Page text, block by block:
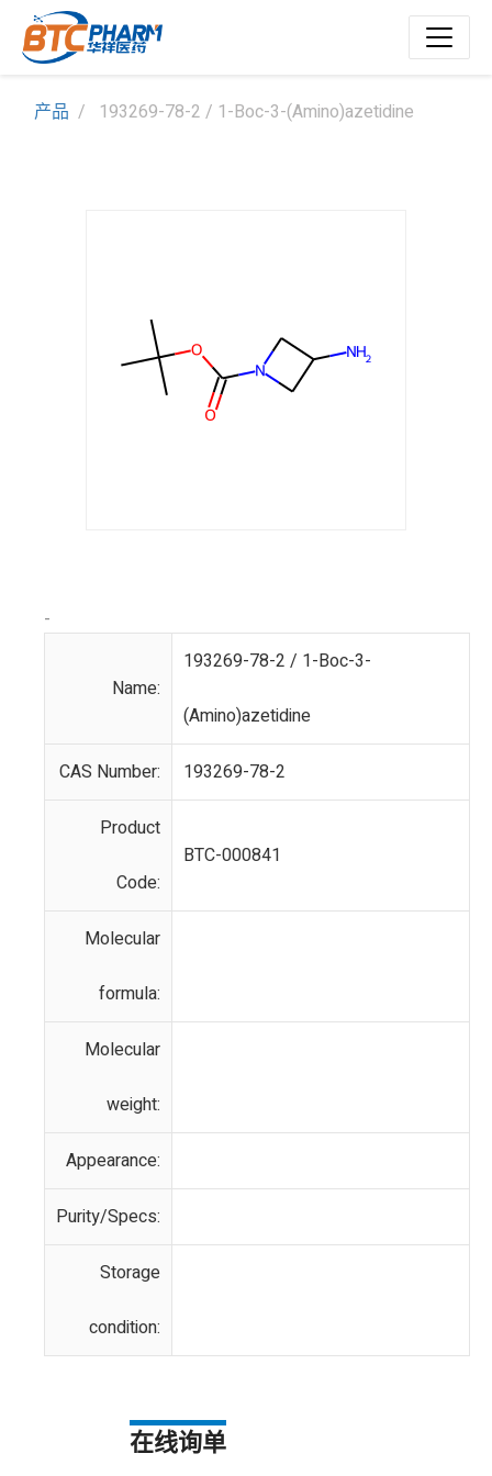
产品 193269-78-2 / 1-Boc-3-(Amino)azetidine
-
Name:
193269-78-2 / 1-Boc-3-
(Amino)azetidine
CAS Number: 193269-78-2
Product
Code:
BTC-000841
Molecular
formula:
Molecular
weight:
Appearance:
Purity/Specs:
Storage
condition:
在线询单